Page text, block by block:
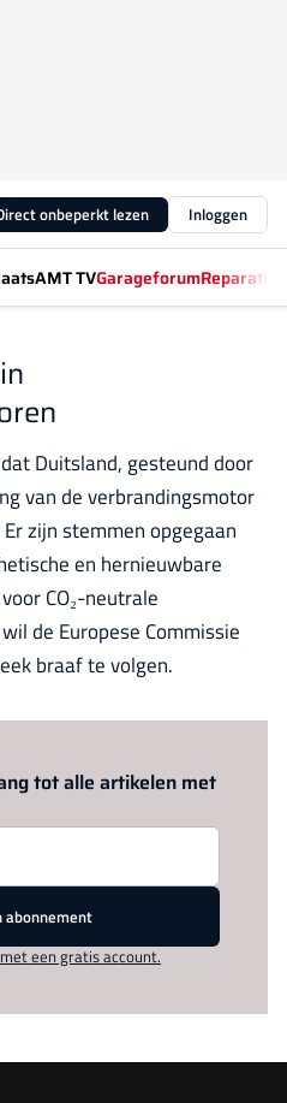
onbeperkt lezen Inloggen
AMT TVGarageforum
Duitsland, gesteund door
van de verbrandingsmotor
zijn stemmen opgegaan
en hernieuwbare
CO₂-neutrale
de Europese Commissie
braaf te volgen.
tot alle artikelen met
abonnement
een gratis account.